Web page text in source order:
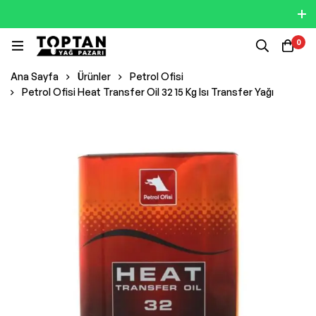
0
Ana Sayfa Ürünler
Petrol Ofisi
Petrol Ofisi Heat Transfer Oil 32 15 Kg Isı Transfer Yağı